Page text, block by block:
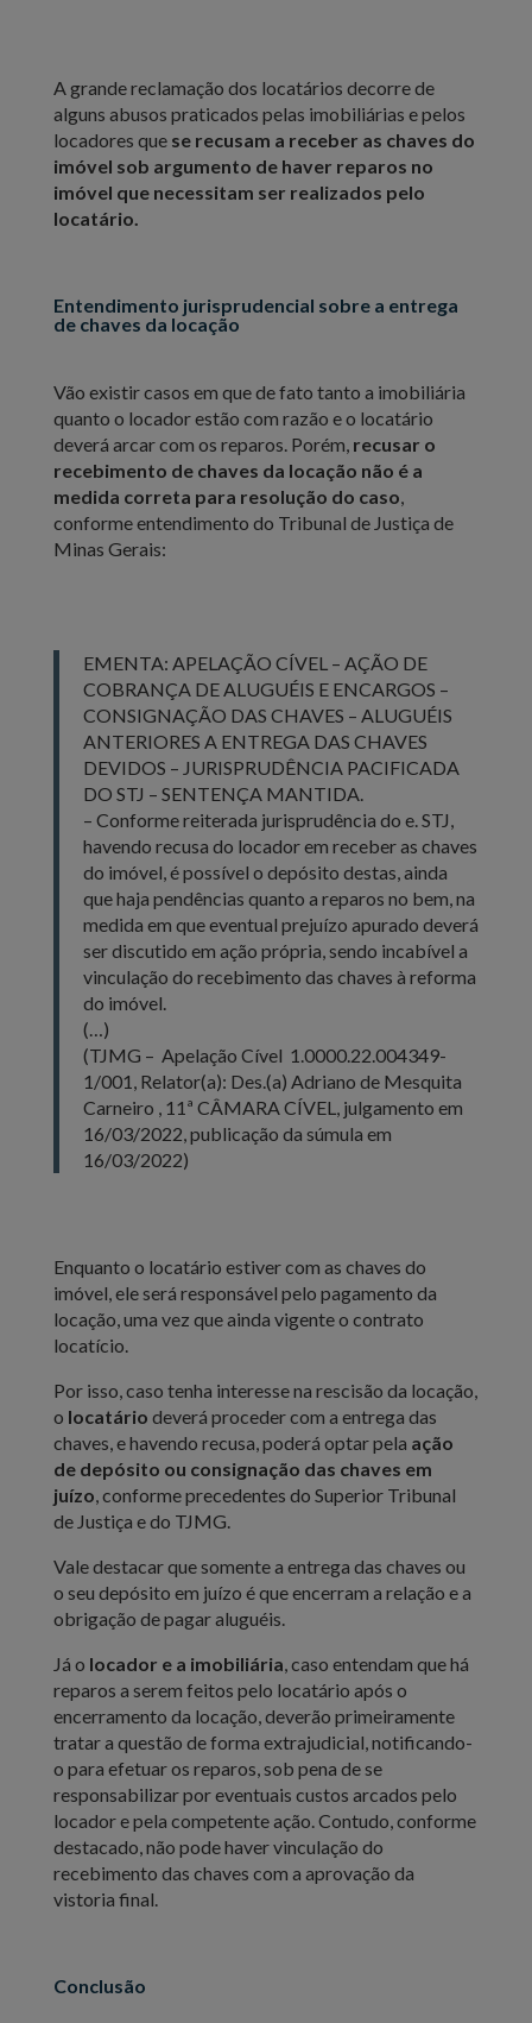
A grande reclamação dos locatários decorre de
alguns abusos praticados pelas imobiliárias e pelos
locadores que se recusam a receber as chaves do
imóvel sob argumento de haver reparos no
imóvel que necessitam ser realizados pelo
locatário.
Entendimento jurisprudencial sobre a entrega
de chaves da locação
Vão existir casos em que de fato tanto a imobiliária
quanto o locador estão com razão e o locatário
deverá arcar com os reparos. Porém,recusar o
recebimento de chaves da locação não é a
medida correta para resolução do caso,
conforme entendimento do Tribunal de Justiça de
Minas Gerais:
EMENTA: APELAÇÃO CÍVEL – AÇÃO DE
COBRANÇA DE ALUGUÉIS E ENCARGOS –
CONSIGNAÇÃO DAS CHAVES – ALUGUÉIS
ANTERIORES A ENTREGA DAS CHAVES
DEVIDOS – JURISPRUDÊNCIA PACIFICADA
DO STJ – SENTENÇA MANTIDA.
– Conforme reiterada jurisprudência do e. STJ,
havendo recusa do locador em receber as chaves
do imóvel, é possível o depósito destas, ainda
que haja pendências quanto a reparos no bem, na
medida em que eventual prejuízo apurado deverá
ser discutido em ação própria, sendo incabível a
vinculação do recebimento das chaves à reforma
do imóvel.
(…)
(TJMG – Apelação Cível 1.0000.22.004349-
1/001, Relator(a): Des.(a) Adriano de Mesquita
Carneiro , 11ª CÂMARA CÍVEL, julgamento em
16/03/2022, publicação da súmula em
16/03/2022)
Enquanto o locatário estiver com as chaves do
imóvel, ele será responsável pelo pagamento da
locação, uma vez que ainda vigente o contrato
locatício.
Por isso, caso tenha interesse na rescisão da locação,
o locatário deverá proceder com a entrega das
chaves, e havendo recusa, poderá optar pela ação
de depósito ou consignação das chaves em
juízo, conforme precedentes do Superior Tribunal
de Justiça e do TJMG.
Vale destacar que somente a entrega das chaves ou
o seu depósito em juízo é que encerram a relação e a
obrigação de pagar aluguéis.
Já o locador e a imobiliária, caso entendam que há
reparos a serem feitos pelo locatário após o
encerramento da locação, deverão primeiramente
tratar a questão de forma extrajudicial, notificando-
o para efetuar os reparos, sob pena de se
responsabilizar por eventuais custos arcados pelo
locador e pela competente ação. Contudo, conforme
destacado, não pode haver vinculação do
recebimento das chaves com a aprovação da
vistoria final.
Conclusão